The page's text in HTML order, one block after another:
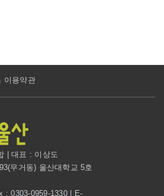
이용약관
| 대표 : 이상도
무거동) 울산대학교 5호
: 0303-0959-1330 | E-